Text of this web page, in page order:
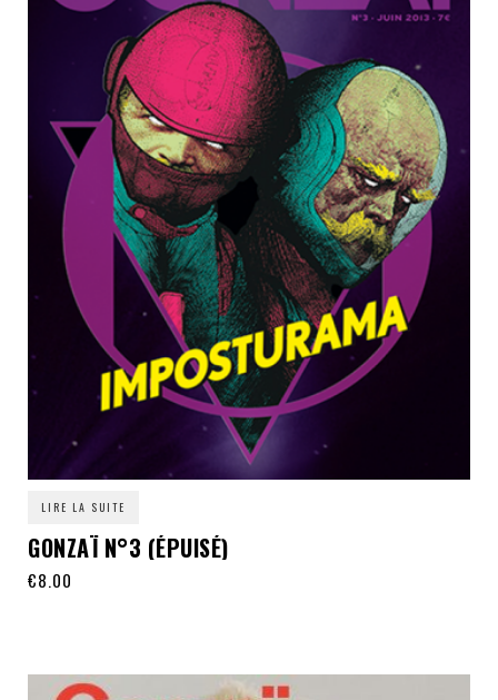
LIRE LA SUITE
GONZAÏ N°3 (ÉPUISÉ)
€8.00